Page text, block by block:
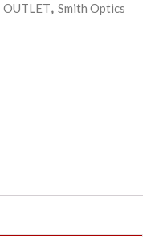
OUTLET, Smith Optics